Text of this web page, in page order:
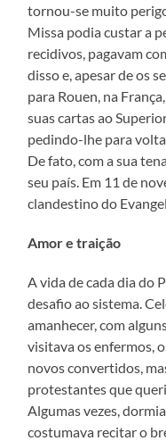
tornou-se muito
Missa podia custar a
recidivos, pagavam
disso e, apesar de os
para Rouen, na
suas cartas ao
pedindo-lhe para
De fato, com a sua
seu país. Em 11 de
clandestino do
Amor e traição
A vida de cada dia do
desafio ao sistema.
amanhecer, com
visitava os enfermos,
novos convertidos,
protestantes que
Algumas vezes,
costumava recitar o